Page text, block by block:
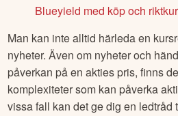
Blueyield med köp och
Man kan inte alltid härleda en
nyheter. Även om nyheter och
påverkan på en akties pris, finns
komplexiteter som kan påverka
vissa fall kan det ge dig en ledtråd